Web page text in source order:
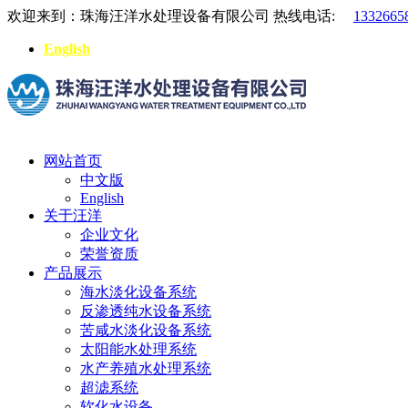
欢迎来到：珠海汪洋水处理设备有限公司 热线电话:
English
网站首页
中文版
English
关于汪洋
企业文化
荣誉资质
产品展示
海水淡化设备系统
反渗透纯水设备系统
苦咸水淡化设备系统
太阳能水处理系统
水产养殖水处理系统
超滤系统